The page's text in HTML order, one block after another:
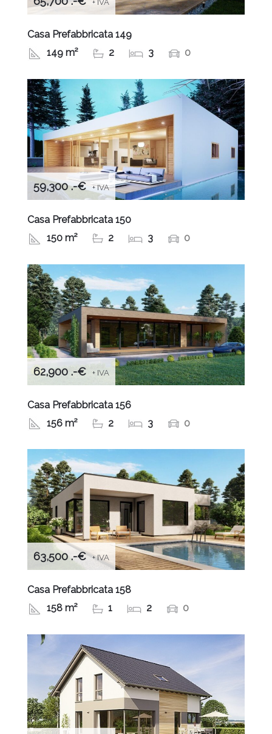
+ IVA
Casa Prefabbricata 149
149 m²
2 3 0
59,300 .-€ + IVA
Casa Prefabbricata 150
150 m²
2 3 0
62,900 .-€ + IVA
Casa Prefabbricata 156
156 m²
2 3 0
63,500 .-€ + IVA
Casa Prefabbricata 158
158 m²
1 2 0